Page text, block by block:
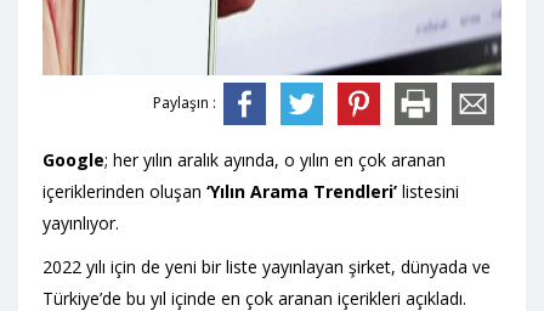
Paylaşın :
Google; her yılın aralık ayında, o yılın en çok aranan
içeriklerinden oluşan ‘Yılın Arama Trendleri’ listesini
yayınlıyor.
2022 yılı için de yeni bir liste yayınlayan şirket, dünyada ve
Türkiye’de bu yıl içinde en çok aranan içerikleri açıkladı.